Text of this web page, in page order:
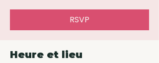
RSVP
Heure et lieu